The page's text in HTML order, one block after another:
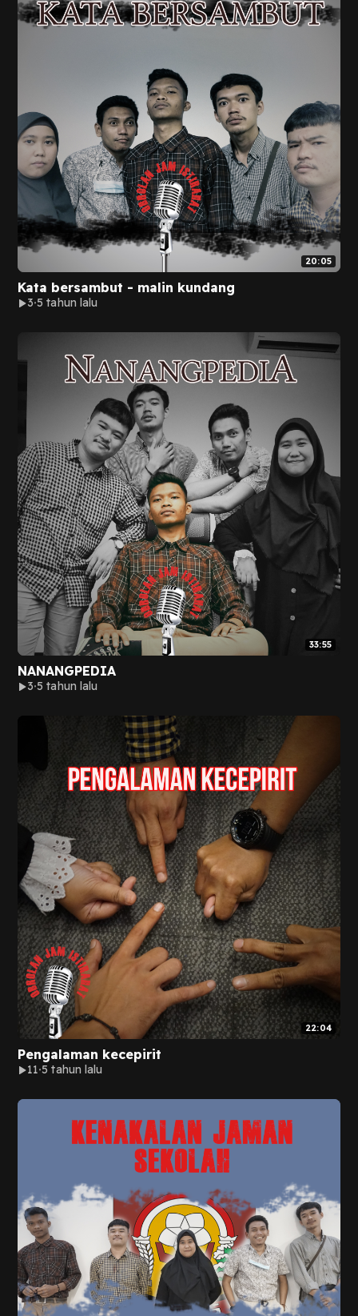
20:05
Kata bersambut - malin kundang
3 5 tahun lalu
33:55
NANANGPEDIA
3 5 tahun lalu
22:04
Pengalaman kecepirit
11 5 tahun lalu